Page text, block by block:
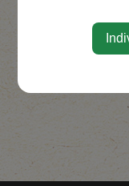
Shop